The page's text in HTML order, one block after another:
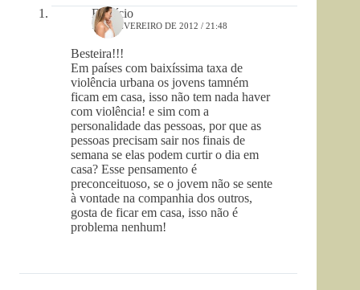
Fabrício
7 DE FEVEREIRO DE 2012 / 21:48
Besteira!!!
Em países com baixíssima taxa de
violência urbana os jovens tamném
ficam em casa, isso não tem nada haver
com violência! e sim com a
personalidade das pessoas, por que as
pessoas precisam sair nos finais de
semana se elas podem curtir o dia em
casa? Esse pensamento é
preconceituoso, se o jovem não se sente
à vontade na companhia dos outros,
gosta de ficar em casa, isso não é
problema nenhum!